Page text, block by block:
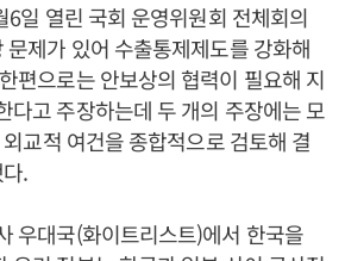
6일 열린 국회 운영위원회 전체회의
문제가 있어 수출통제제도를 강화해
편으로는 안보상의 협력이 필요해 지
다고 주장하는데 두 개의 주장에는 모
교적 여건을 종합적으로 검토해 결
.
우대국(화이트리스트)에서 한국을